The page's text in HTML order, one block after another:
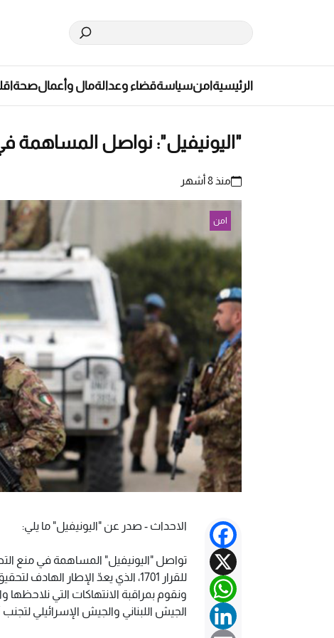
الرئيسيةامنسياسةقضاء وعدالةمال وأعمالصحة
"اليونيفيل": نواصل المساهمة
منذ 8 أشهر
امن
Facebook
X
WhatsApp
LinkedIn
Email
الاحداث - صدر عن "اليونيفيل" ما يلي:
تواصل "اليونيفيل" المساهمة في منع
للقرار 1701، الذي يعدّ الإطار الهادف لتحقيق استقرار طويل الأمد في المنطقة.
ونقوم بمراقبة الانتهاكات التي
الجيش اللبناني والجيش الإسرائيلي